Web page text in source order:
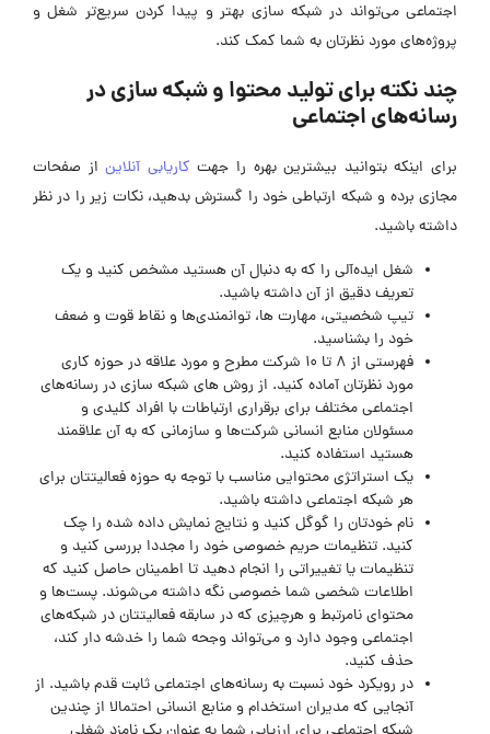
اجتماعی می‌تواند در شبکه سازی بهتر و پیدا کردن سریع‌تر شغل و
پروژه‌های مورد نظرتان به شما کمک کند.
چند نکته برای تولید محتوا و شبکه سازی در
رسانه‌های اجتماعی
برای اینکه بتوانید بیشترین بهره را جهت کاریابی آنلایناز صفحات
مجازی برده و شبکه ارتباطی خود را گسترش بدهید، نکات زیر را در نظر
داشته باشید.
شغل ایده‌آلی را که به دنبال آن هستید مشخص کنید و یک
تعریف دقیق از آن داشته باشید.
تیپ شخصیتی، مهارت‌ ها، توانمندی‌ها و نقاط قوت و ضعف
خود را بشناسید.
فهرستی از 8 تا 10 شرکت مطرح و مورد علاقه در حوزه کاری
مورد نظرتان آماده کنید. از روش های شبکه سازی در رسانه‌های
اجتماعی مختلف برای برقراری ارتباطات با افراد کلیدی و
مسئولان منابع انسانی شرکت‌ها و سازمانی که به آن علاقمند
هستید استفاده کنید.
یک استراتژی محتوایی مناسب با توجه به حوزه فعالیتتان برای
هر شبکه اجتماعی داشته باشید.
نام خودتان را گوگل کنید و نتایج نمایش داده شده را چک
کنید. تنظیمات حریم خصوصی خود را مجددا بررسی کنید و
تنظیمات یا تغییراتی را انجام دهید تا اطمینان حاصل کنید که
اطلاعات شخصی شما خصوصی نگه داشته می‌شوند. پست‌ها و
محتوای نامرتبط و هرچیزی که در سابقه فعالیتتان در شبکه‌های
اجتماعی وجود دارد و می‌تواند وجحه شما را خدشه دار کند،
حذف کنید.
در رویکرد خود نسبت به رسانه‌های اجتماعی ثابت قدم باشید. از
آنجایی که مدیران استخدام و منابع انسانی احتمالا از چندین